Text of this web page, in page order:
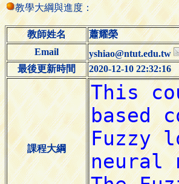
教學大綱與進度：
教師姓名
蕭耀榮
Email
yshiao@ntut.edu.tw
最後更新時間
2020-12-10 22:32:16
課程大綱